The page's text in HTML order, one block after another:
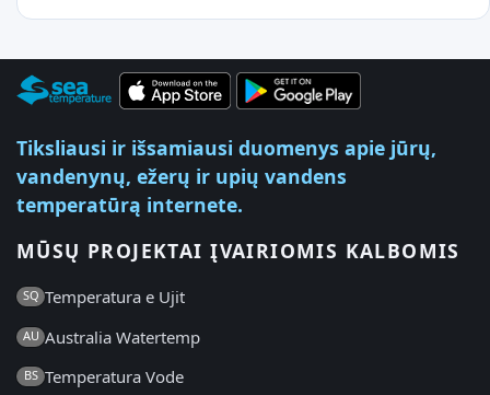
Tiksliausi ir išsamiausi duomenys apie jūrų,
vandenynų, ežerų ir upių vandens
temperatūrą internete.
MŪSŲ PROJEKTAI ĮVAIRIOMIS KALBOMIS
SQ Temperatura e Ujit
AU Australia Watertemp
BS Temperatura Vode